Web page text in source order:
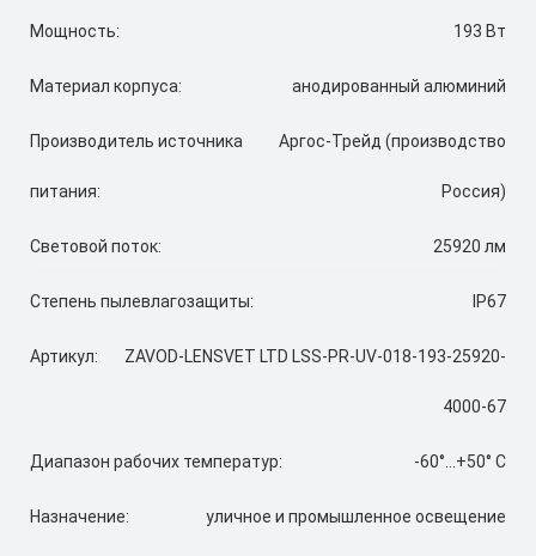
Мощность: 193 Вт
Материал корпуса: анодированный алюминий
Производитель источника
питания:
Аргос-Трейд (производство
Россия)
Световой поток: 25920 лм
Степень пылевлагозащиты: IP67
Артикул: ZAVOD-LENSVET LTD LSS-PR-UV-018-193-25920-
4000-67
Диапазон рабочих температур: -60°...+50° C
Назначение: уличное и промышленное освещение